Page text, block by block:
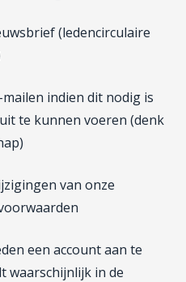
(ledencirculaire
indien dit nodig is
te kunnen voeren (denk
van onze
een account aan te
waarschijnlijk in de